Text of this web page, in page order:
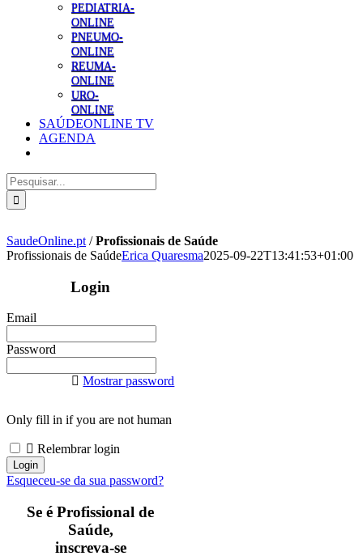
PEDIATRIA-
ONLINE
PNEUMO-
ONLINE
REUMA-
ONLINE
URO-
ONLINE
SAÚDEONLINE TV
AGENDA
Pesquisar
SaudeOnline.pt /Profissionais de Saúde
Profissionais de SaúdeErica Quaresma2025-09-22T13:41:53+01:00
Login
Email
Password
Mostrar password
Only fill in if you are not human
Relembrar login
Esqueceu-se da sua password?
Se é Profissional de
Saúde,
inscreva-se